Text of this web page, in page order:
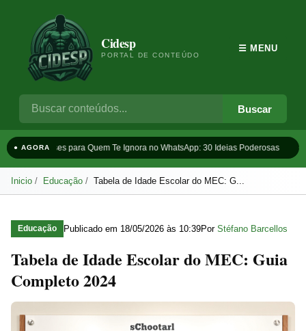
Cidesp
PORTAL DE CONTEÚDO
Buscar
☰ MENU
● AGORAFrases para Quem Te Ignora no WhatsApp: 30 Ideias Poderosas
Inicio Educação Tabela de Idade Escolar do MEC: G...
Educação Publicado em 18/05/2026 às 10:39Por Stéfano Barcellos
Tabela de Idade Escolar do MEC: Guia
Completo 2024